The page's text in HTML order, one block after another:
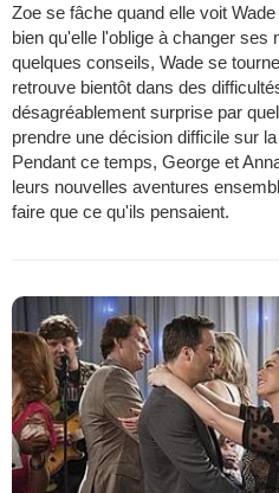
Zoe se fâche quand elle voit
bien qu'elle l'oblige à changer ses
quelques conseils, Wade se
retrouve bientôt dans des
désagréablement surprise par
prendre une décision difficile sur
Pendant ce temps, George et
leurs nouvelles aventures
faire que ce qu'ils pensaient.